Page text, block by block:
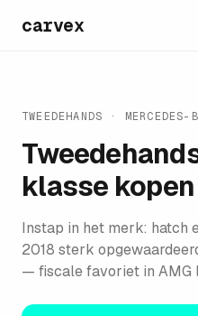
carvex
TWEEDEHANDS · MERCEDES-
klasse
Instap in het merk: hatch
2018 sterk
— fiscale favoriet in AMG